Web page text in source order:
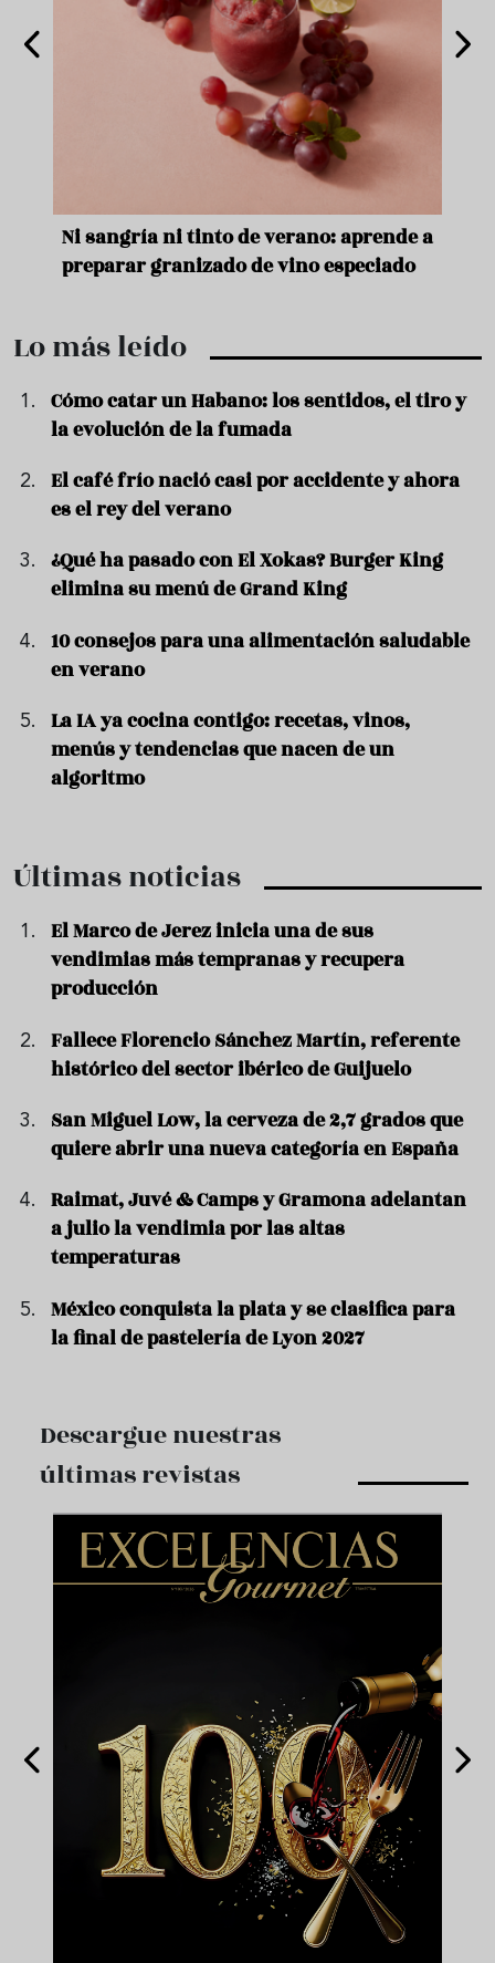
Ni sangría ni tinto de verano: aprende a
preparar granizado de vino especiado
Lo más leído
Cómo catar un Habano: los sentidos, el tiro y
la evolución de la fumada
El café frío nació casi por accidente y ahora
es el rey del verano
¿Qué ha pasado con El Xokas? Burger King
elimina su menú de Grand King
10 consejos para una alimentación saludable
en verano
La IA ya cocina contigo: recetas, vinos,
menús y tendencias que nacen de un
algoritmo
Últimas noticias
El Marco de Jerez inicia una de sus
vendimias más tempranas y recupera
producción
Fallece Florencio Sánchez Martín, referente
histórico del sector ibérico de Guijuelo
San Miguel Low, la cerveza de 2,7 grados que
quiere abrir una nueva categoría en España
Raimat, Juvé & Camps y Gramona adelantan
a julio la vendimia por las altas
temperaturas
México conquista la plata y se clasifica para
la final de pastelería de Lyon 2027
Descargue nuestras
últimas revistas